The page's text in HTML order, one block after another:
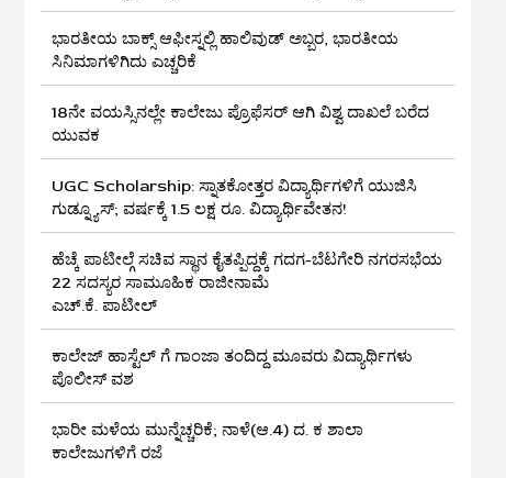
ಭಾರತೀಯ ಬಾಕ್ಸ್ ಆಫೀಸ್ನಲ್ಲಿ ಹಾಲಿವುಡ್ ಅಬ್ಬರ, ಭಾರತೀಯ
ಸಿನಿಮಾಗಳಿಗಿದು ಎಚ್ಚರಿಕೆ
18ನೇ ವಯಸ್ಸಿನಲ್ಲೇ ಕಾಲೇಜು ಪ್ರೊಫೆಸರ್ ಆಗಿ ವಿಶ್ವ ದಾಖಲೆ ಬರೆದ
ಯುವಕ
UGC Scholarship: ಸ್ನಾತಕೋತ್ತರ ವಿದ್ಯಾರ್ಥಿಗಳಿಗೆ ಯುಜಿಸಿ
ಗುಡ್ನ್ಯೂಸ್; ವರ್ಷಕ್ಕೆ 1.5 ಲಕ್ಷ ರೂ. ವಿದ್ಯಾರ್ಥಿವೇತನ!
ಹೆಚ್ಕೆ ಪಾಟೀಲ್ಗೆ ಸಚಿವ ಸ್ಥಾನ ಕೈತಪ್ಪಿದ್ದಕ್ಕೆ ಗದಗ-ಬೆಟಗೇರಿ ನಗರಸಭೆಯ
22 ಸದಸ್ಯರ ಸಾಮೂಹಿಕ ರಾಜೀನಾಮೆ
ಎಚ್.ಕೆ. ಪಾಟೀಲ್
ಕಾಲೇಜ್ ಹಾಸ್ಟೆಲ್ ಗೆ ಗಾಂಜಾ ತಂದಿದ್ದ ಮೂವರು ವಿದ್ಯಾರ್ಥಿಗಳು
ಪೊಲೀಸ್ ವಶ
ಭಾರೀ ಮಳೆಯ ಮುನ್ನೆಚ್ಚರಿಕೆ; ನಾಳೆ(ಆ.4) ದ. ಕ ಶಾಲಾ
ಕಾಲೇಜುಗಳಿಗೆ ರಜೆ